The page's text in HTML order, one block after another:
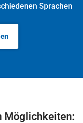
Sprachen
Möglichkeiten: